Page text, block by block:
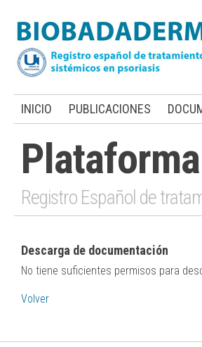
INICIO PUBLICACIONES
Registro Español de
Descarga de documentación
No tiene suficientes permisos para
Volver